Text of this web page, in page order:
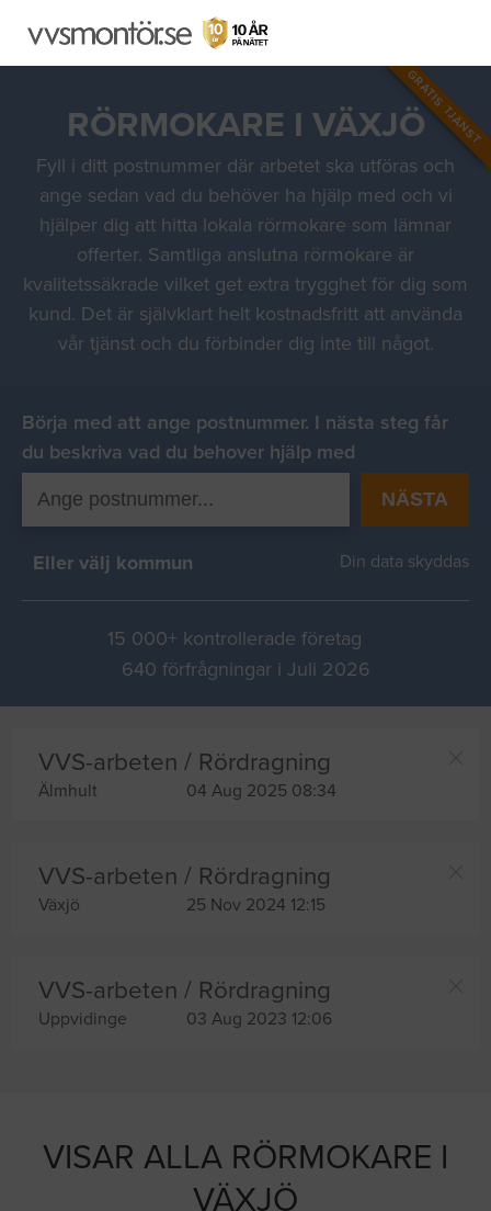
GRATIS TJÄNST
RÖRMOKARE I VÄXJÖ
Fyll i ditt postnummer där arbetet ska utföras och
ange sedan vad du behöver ha hjälp med och vi
hjälper dig att hitta lokala rörmokare som lämnar
offerter. Samtliga anslutna rörmokare är
kvalitetssäkrade vilket get extra trygghet för dig som
kund. Det är självklart helt kostnadsfritt att använda
vår tjänst och du förbinder dig inte till något.
Börja med att ange postnummer. I nästa steg får
du beskriva vad du behover hjälp med
NÄSTA
Eller välj kommun Din data skyddas
15 000+ kontrollerade företag
640 förfrågningar i Juli 2026
VVS-arbeten / Rördragning
Älmhult 04 Aug 2025 08:34
VVS-arbeten / Rördragning
Växjö 25 Nov 2024 12:15
VVS-arbeten / Rördragning
Uppvidinge 03 Aug 2023 12:06
VISAR ALLA RÖRMOKARE I
VÄXJÖ